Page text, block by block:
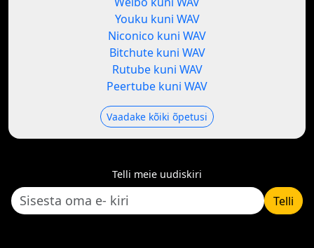
Youku kuni WAV
Niconico kuni WAV
Bitchute kuni WAV
Rutube kuni WAV
Peertube kuni WAV
Vaadake kõiki õpetusi
Telli meie uudiskiri
Telli